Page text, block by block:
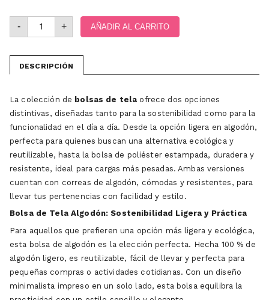
- + AÑADIR AL CARRITO
DESCRIPCIÓN
La colección de bolsas de tela ofrece dos opciones
distintivas, diseñadas tanto para la sostenibilidad como para la
funcionalidad en el día a día. Desde la opción ligera en algodón,
perfecta para quienes buscan una alternativa ecológica y
reutilizable, hasta la bolsa de poliéster estampada, duradera y
resistente, ideal para cargas más pesadas. Ambas versiones
cuentan con correas de algodón, cómodas y resistentes, para
llevar tus pertenencias con facilidad y estilo.
Bolsa de Tela Algodón: Sostenibilidad Ligera y Práctica
Para aquellos que prefieren una opción más ligera y ecológica,
esta bolsa de algodón es la elección perfecta. Hecha 100 % de
algodón ligero, es reutilizable, fácil de llevar y perfecta para
pequeñas compras o actividades cotidianas. Con un diseño
minimalista impreso en un solo lado, esta bolsa equilibra la